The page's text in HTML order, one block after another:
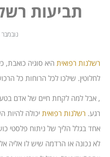
תביעות
נובמבר 7, 2018
רשלנות רפואית היא סוגיה כואבת,
לחלוטין. שילכו לכל הרוחות כל
, אבל למה לקחת חיים של אדם
רגע. רשלנות רפואית יכולה
אחד בגלל הליך של ניתוח פלסטי
לא נכונה או הרדמה שיש לו אליה